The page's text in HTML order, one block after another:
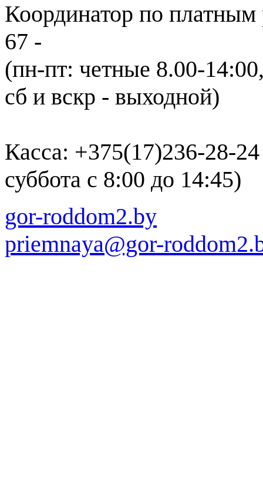
Координатор по
67 -
(пн-пт: четные 8.00-
сб и вскр - выходной)
Касса: +375(17)236-28-
суббота с 8:00 до 14:45)
gor-roddom2.by
priemnaya@gor-